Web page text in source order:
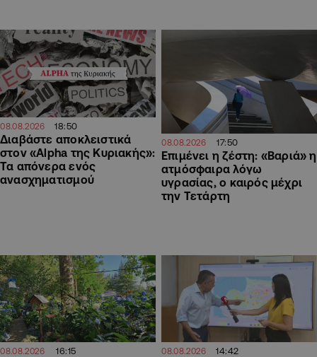
08.08.2026 18:50
Διαβάστε αποκλειστικά
στον «Alpha της Κυριακής»:
Τα απόνερα ενός
ανασχηματισμού
08.08.2026 17:50
Επιμένει η ζέστη: «Βαριά» η
ατμόσφαιρα λόγω
υγρασίας, ο καιρός μέχρι
την Τετάρτη
08.08.2026 16:15 08.08.2026 14:42